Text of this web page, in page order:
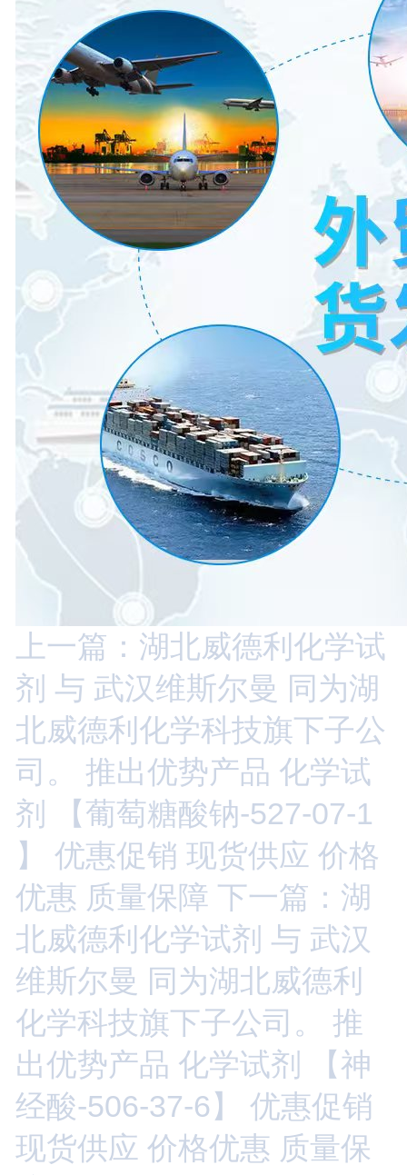
上一篇：湖北威德利化学试
剂 与 武汉维斯尔曼 同为湖
北威德利化学科技旗下子公
司。 推出优势产品 化学试
剂 【葡萄糖酸钠-527-07-1
】 优惠促销 现货供应 价格
优惠 质量保障 下一篇：湖
北威德利化学试剂 与 武汉
维斯尔曼 同为湖北威德利
化学科技旗下子公司。 推
出优势产品 化学试剂 【神
经酸-506-37-6】 优惠促销
现货供应 价格优惠 质量保